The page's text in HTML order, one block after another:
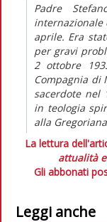
Padre
internazionale
aprile. Era
per gravi
2 ottobre
Compagnia di
sacerdote nel
in teologia
alla
La lettura
attualità
Gli abbonati
Leggi anche